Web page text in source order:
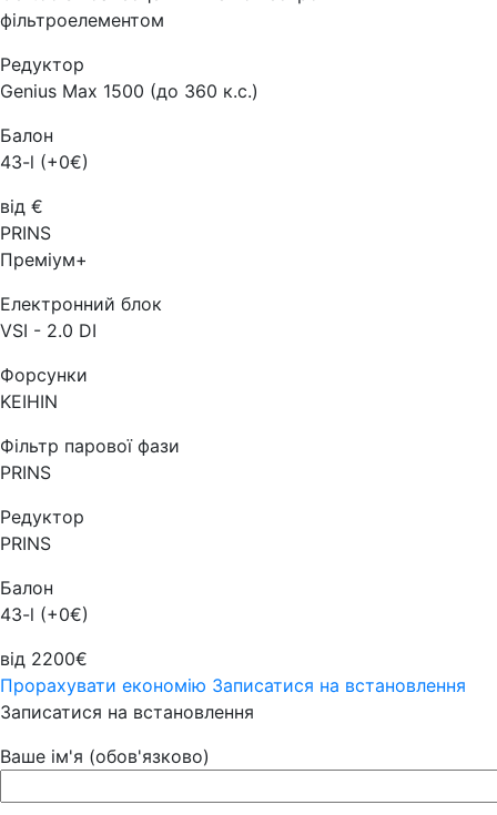
фільтроелементом
Редуктор
Genius Max 1500 (до 360 к.с.)
Балон
43-l (+0€)
від €
PRINS
Преміум+
Електронний блок
VSI - 2.0 DI
Форсунки
KEIHIN
Фільтр парової фази
PRINS
Редуктор
PRINS
Балон
43-l (+0€)
від 2200€
Прорахувати економію Записатися на встановлення
Записатися на встановлення
Ваше ім'я (обов'язково)